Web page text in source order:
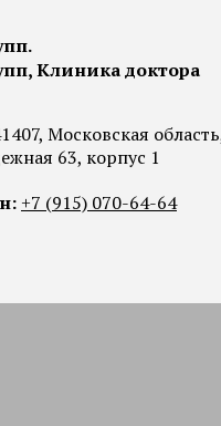
Клиника доктора
Московская
63, корпус 1
+7 (915) 070-64-64